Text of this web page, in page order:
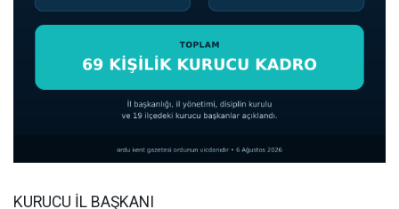
KURUCU İL BAŞKANI